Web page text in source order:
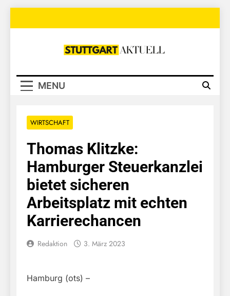
Stuttgart
MENU
WIRTSCHAFT
Thomas Klitzke:
Hamburger Steuerkanzlei
bietet sicheren
Arbeitsplatz mit echten
Karrierechancen
Redaktion 3. März 2023
Hamburg (ots) –